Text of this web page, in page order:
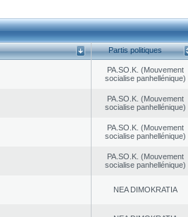
Partis politiques
PA.SO.K. (Mouvement
socialise panhellénique)
PA.SO.K. (Mouvement
socialise panhellénique)
PA.SO.K. (Mouvement
socialise panhellénique)
PA.SO.K. (Mouvement
socialise panhellénique)
NEA DΙMOKRATIA